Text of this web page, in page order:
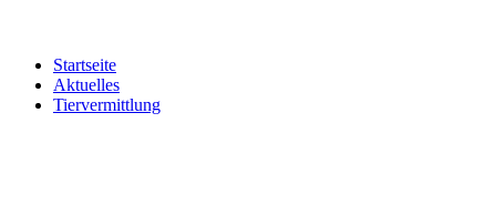
Startseite
Aktuelles
Tiervermittlung